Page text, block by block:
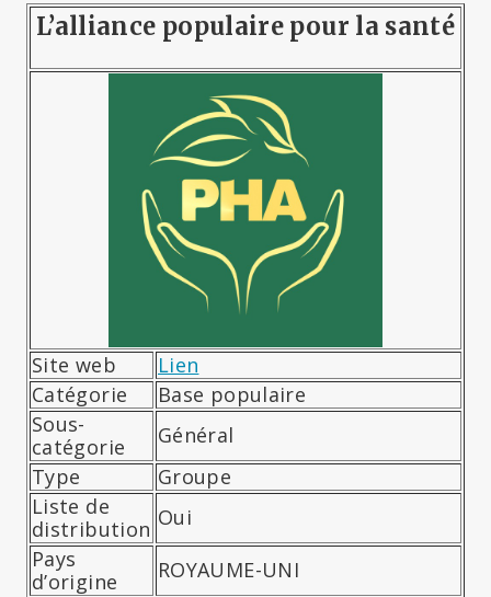
L’alliance populaire pour la santé
Site web
Lien
Catégorie
Base populaire
Sous-
catégorie
Général
Type
Groupe
Liste de
distribution Oui
Pays
d’origine
ROYAUME-UNI